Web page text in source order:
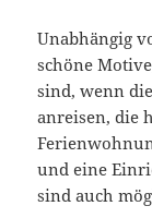
Unabhängig
schöne
sind, wenn
anreisen, die
und eine
sind auch